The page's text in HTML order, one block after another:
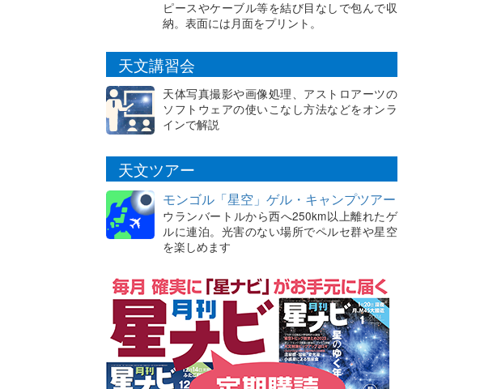
ピースやケーブル等を結び目なしで包んで収
納。表面には月面をプリント。
天文講習会
天体写真撮影や画像処理、アストロアーツの
ソフトウェアの使いこなし方法などをオンラ
インで解説
天文ツアー
モンゴル「星空」ゲル・キャンプツアー
ウランバートルから西へ250km以上離れたゲ
ルに連泊。光害のない場所でペルセ群や星空
を楽しめます